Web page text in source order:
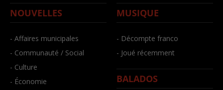
NOUVELLES
- Affaires municipales
- Communauté / Social
- Culture
- Économie
MUSIQUE
- Décompte franco
- Joué récemment
BALADOS